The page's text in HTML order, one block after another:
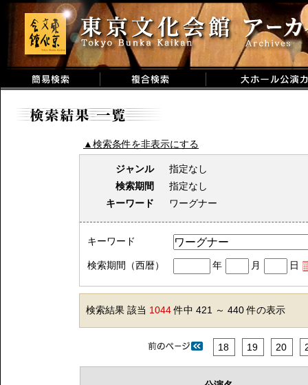
▲検索条件を非表示にする
ジャンル
指定なし
検索期間
指定なし
キーワード
ワーグナー
キーワード
検索期間（西暦） 年 月 日
検索結果 該当 1044件中 421 ～ 440 件の表示
18 19 20